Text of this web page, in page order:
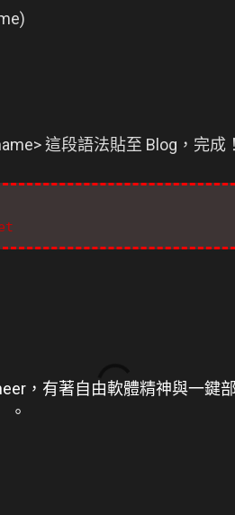
這段語法貼至 Blog，完成！
，有著自由軟體精神與一鍵
。